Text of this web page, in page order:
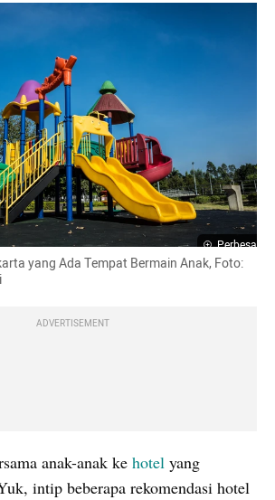
Perbesar
yang Ada Tempat Bermain Anak, Foto:
ADVERTISEMENT
anak-anak ke hotel yang
intip beberapa rekomendasi hotel